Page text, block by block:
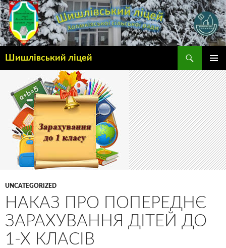
Шишлівський ліцей
МЕНЮ
UNCATEGORIZED
НАКАЗ ПРО ПОПЕРЕДНЄ
ЗАРАХУВАННЯ ДІТЕЙ ДО
1-Х КЛАСІВ